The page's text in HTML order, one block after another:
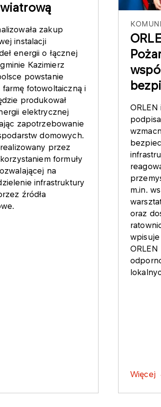
zakup
instalacji
energii o łącznej
Kazimierz
powstanie
farmę fotowoltaiczną i
produkował
elektrycznej
zapotrzebowanie
domowych.
przez
formuły
na
infrastruktury
źródła
m.in.
oraz
wpisuje
Więcej